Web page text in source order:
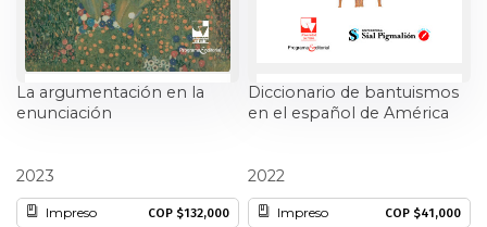
Filosofía
Finanzas
Género
La argumentación en la
enunciación
2023
Impreso COP $132,000
Diccionario de bantuismos
en el español de América
2022
Impreso COP $41,000